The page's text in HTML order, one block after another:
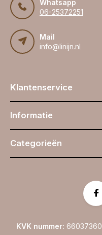
Whatsapp
06-25372251
Mail
info@linijn.nl
Klantenservice
Informatie
Categorieën
KVK nummer: 66037360